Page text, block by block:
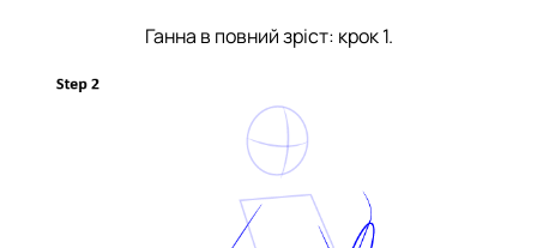
Ганна в повний зріст: крок 1.